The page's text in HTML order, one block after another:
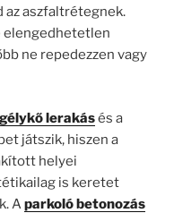
az aszfaltrétegnek.
elengedhetetlen
ne repedezzen vagy
lerakásés a
játszik, hiszen a
helyei
is keretet
Aparkoló betonozás